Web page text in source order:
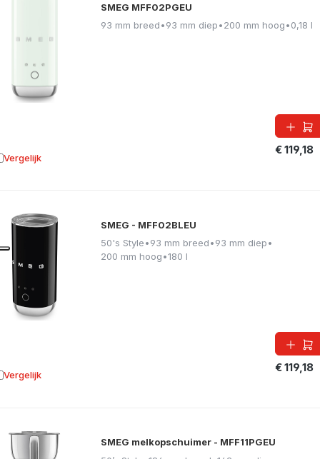
SMEG MFF02PGEU
93 mm breed•93 mm diep•200 mm hoog•0,18 l
€ 119,18
Vergelijk aan vergelijking
SMEG - MFF02BLEU
50's Style•93 mm breed•93 mm diep•
200 mm hoog•180 l
€ 119,18
Vergelijk aan vergelijking
SMEG melkopschuimer - MFF11PGEU